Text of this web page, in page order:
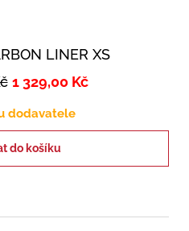
LINER XS
1 329,00 Kč
dodavatele
do košíku